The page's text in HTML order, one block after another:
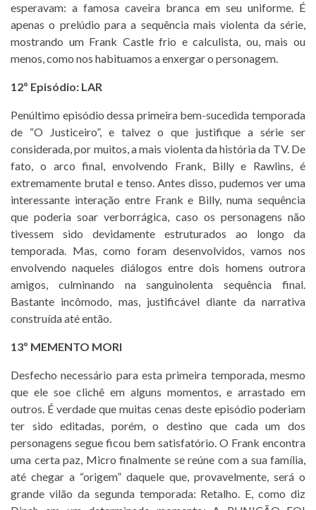
esperavam: a famosa caveira branca em seu uniforme. É
apenas o prelúdio para a sequência mais violenta da série,
mostrando um Frank Castle frio e calculista, ou, mais ou
menos, como nos habituamos a enxergar o personagem.
12º Episódio: LAR
Penúltimo episódio dessa primeira bem-sucedida temporada
de “O Justiceiro”, e talvez o que justifique a série ser
considerada, por muitos, a mais violenta da história da TV. De
fato, o arco final, envolvendo Frank, Billy e Rawlins, é
extremamente brutal e tenso. Antes disso, pudemos ver uma
interessante interação entre Frank e Billy, numa sequência
que poderia soar verborrágica, caso os personagens não
tivessem sido devidamente estruturados ao longo da
temporada. Mas, como foram desenvolvidos, vamos nos
envolvendo naqueles diálogos entre dois homens outrora
amigos, culminando na sanguinolenta sequência final.
Bastante incômodo, mas, justificável diante da narrativa
construída até então.
13º MEMENTO MORI
Desfecho necessário para esta primeira temporada, mesmo
que ele soe clichê em alguns momentos, e arrastado em
outros. É verdade que muitas cenas deste episódio poderiam
ter sido editadas, porém, o destino que cada um dos
personagens segue ficou bem satisfatório. O Frank encontra
uma certa paz, Micro finalmente se reúne com a sua família,
até chegar a “origem” daquele que, provavelmente, será o
grande vilão da segunda temporada: Retalho. E, como diz